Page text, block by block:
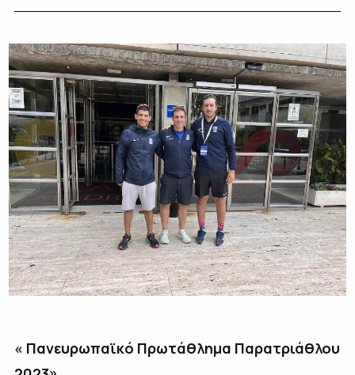
« Πανευρωπαϊκό Πρωτάθλημα Παρατριάθλου